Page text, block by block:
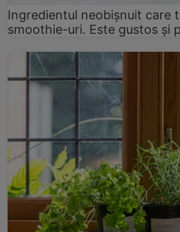
Ingredientul neobișnuit care
smoothie-uri. Este gustos și